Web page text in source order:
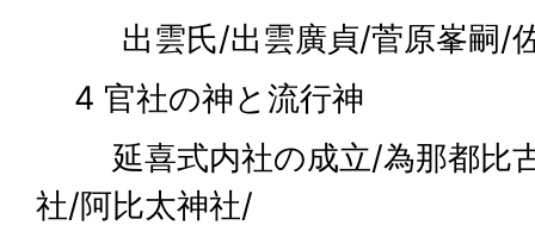
出雲氏/出雲廣貞/菅原峯嗣/佐
4 官社の神と流行神
延喜式内社の成立/為那都比
社/阿比太神社/